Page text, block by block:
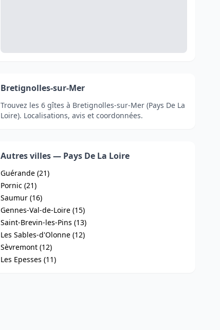
Bretignolles-sur-Mer
Trouvez les 6 gîtes à Bretignolles-sur-Mer (Pays De La
Loire). Localisations, avis et coordonnées.
Autres villes — Pays De La Loire
Guérande (21)
Pornic (21)
Saumur (16)
Gennes-Val-de-Loire (15)
Saint-Brevin-les-Pins (13)
Les Sables-d'Olonne (12)
Sèvremont (12)
Les Epesses (11)